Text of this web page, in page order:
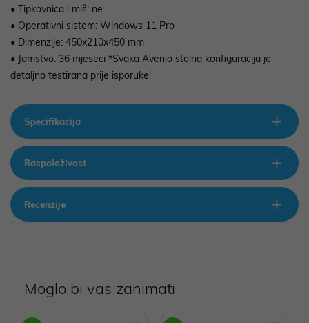
• Tipkovnica i miš: ne
• Operativni sistem: Windows 11 Pro
• Dimenzije: 450x210x450 mm
• Jamstvo: 36 mjeseci *Svaka Avenio stolna konfiguracija je
detaljno testirana prije isporuke!
Specifikacija
Raspoloživost
Recenzije
Moglo bi vas zanimati